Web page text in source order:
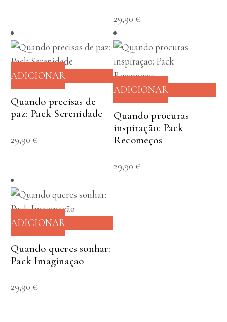
29,90 €
ADICIONAR
Quando precisas de
paz: Pack Serenidade
29,90 €
ADICIONAR
Quando procuras
inspiração: Pack
Recomeços
29,90 €
ADICIONAR
Quando queres sonhar:
Pack Imaginação
29,90 €